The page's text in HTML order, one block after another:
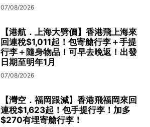
07/08/2026
【港航．上海大劈價】香港飛上海來
回連稅$1,011起！包寄艙行李＋手提
行李＋隨身物品！可早去晚返！出發
日期至明年1月
07/08/2026
【灣空．福岡跟減】香港飛福岡來回
連稅$1,623起！包手提行李！加多
$270有埋寄艙行李！